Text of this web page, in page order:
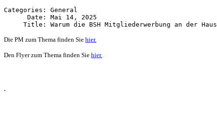
Categories: General
      Date: Mai 14, 2025
Die PM zum Thema finden Sie hier.
Den Flyer zum Thema finden Sie hier.
.